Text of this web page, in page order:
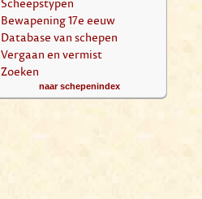
Bewapening 17e eeuw
Database van schepen
Vergaan en vermist
Zoeken
naar schepenindex